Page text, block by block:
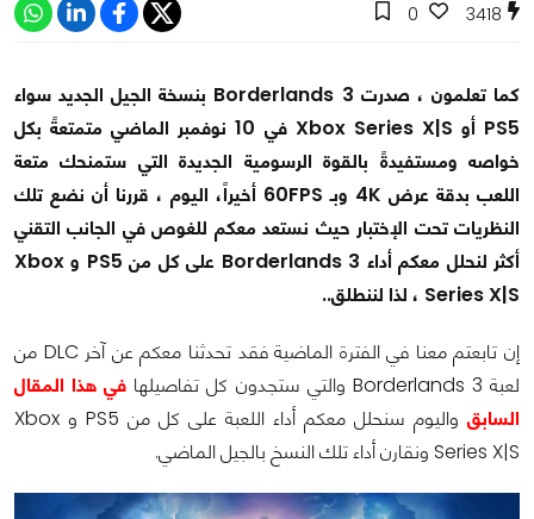
3418
0
كما تعلمون ، صدرت Borderlands 3 بنسخة الجيل الجديد سواء
PS5 أو Xbox Series X|S في 10 نوفمبر الماضي متمتعةً بكل
خواصه ومستفيدةً بالقوة الرسومية الجديدة التي ستمنحك متعة
اللعب بدقة عرض 4K وبـ 60FPS أخيراً، اليوم ، قررنا أن نضع تلك
النظريات تحت الإختبار حيث نستعد معكم للغوص في الجانب التقني
أكثر لنحلل معكم أداء Borderlands 3 على كل من PS5 و Xbox
Series X|S ، لذا لننطلق..
إن تابعتم معنا في الفترة الماضية فقد تحدثنا معكم عن آخر DLC من
لعبة Borderlands 3 والتي ستجدون كل تفاصيلها
في هذا المقال
السابق
واليوم سنحلل معكم أداء اللعبة على كل من PS5 و Xbox
Series X|S ونقارن أداء تلك النسخ بالجيل الماضي.